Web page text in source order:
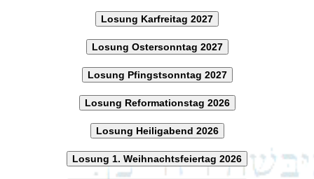
Losung Karfreitag 2027
Losung Ostersonntag 2027
Losung Pfingstsonntag 2027
Losung Reformationstag 2026
Losung Heiligabend 2026
Losung 1. Weihnachtsfeiertag 2026